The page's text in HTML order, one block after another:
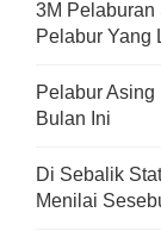
3M Pelaburan
Pelabur Yang
Pelabur
Bulan Ini
Di Sebalik
Menilai